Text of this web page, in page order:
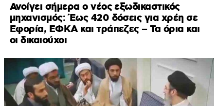
Ανοίγει σήμερα ο νέος εξωδικαστικός
μηχανισμός: Έως 420 δόσεις για χρέη σε
Εφορία, ΕΦΚΑ και τράπεζες – Τα όρια και
οι δικαιούχοι